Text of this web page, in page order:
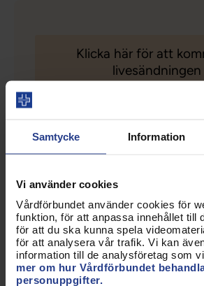
Samtycke Information
Vi använder cookies
Vårdförbundet använder cookies för
funktion, för att anpassa innehållet till
för att du ska kunna spela
för att analysera vår trafik. Vi kan
information till de analysföretag som vi
mer om hur Vårdförbundet
personuppgifter.
Klicka här för att
livesändningen
kanaler
Instagram
Facebook
Linked in
Twitter